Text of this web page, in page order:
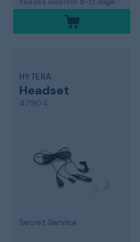
HYTERA
Headset
47904
Secret Service